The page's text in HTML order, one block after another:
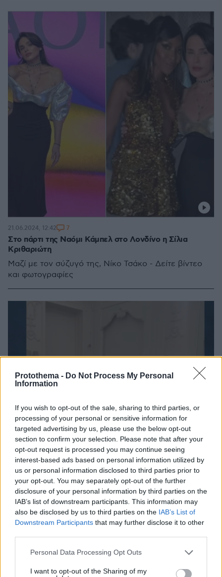
Protothema - Do Not Process My Personal
Information
If you wish to opt-out of the sale, sharing to third parties, or
processing of your personal or sensitive information for
targeted advertising by us, please use the below opt-out
section to confirm your selection. Please note that after your
opt-out request is processed you may continue seeing
interest-based ads based on personal information utilized by
us or personal information disclosed to third parties prior to
your opt-out. You may separately opt-out of the further
disclosure of your personal information by third parties on the
IAB’s list of downstream participants. This information may
also be disclosed by us to third parties on the IAB’s List of
Downstream Participants that may further disclose it to other
Please note that this website/app uses one or more Google
not limited to your visit or usage behaviour. You may click to
Personal Data Processing Opt Outs
I want to opt-out of the Sharing of my
Στο πάρτι της Ναόμι Κάμπελ στο Λονδίνο η Σίλια
Κριθαριώτη
Μαζί με τον σύζυγό της, Νίκο Τσάκο - Δείτε βίντεο
και φωτογραφίες
21.06.2024, 12:42 7
Βίντεο: Η έκπληξη της Δέσποινας Βανδή για τα γενέθλια
της Σίλιας Κριθαριώτη
Η τραγουδίστρια είναι στενή φίλη της σχεδιάστριας
07.06.2024, 21:40